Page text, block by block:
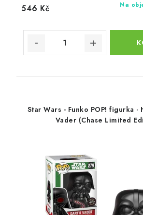
Na
546 Kč
Star Wars - Funko POP! figurka -
Vader (Chase Limited